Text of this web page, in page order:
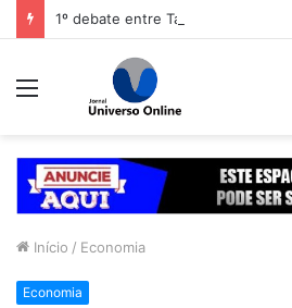
Menu
Início / Economia
Economia